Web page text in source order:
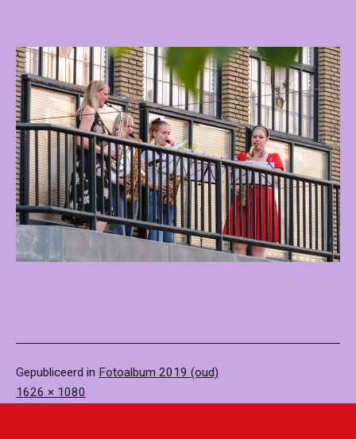
Gepubliceerd in Fotoalbum 2019 (oud)
Volledige
1626 × 1080